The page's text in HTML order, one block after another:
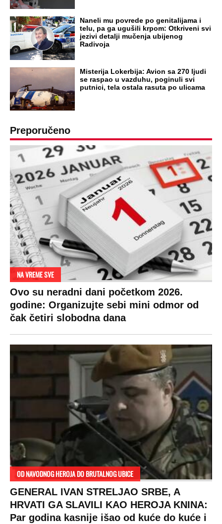
Naneli mu povrede po genitalijama i
telu, pa ga ugušili krpom: Otkriveni svi
jezivi detalji mučenja ubijenog
Radivoja
Misterija Lokerbija: Avion sa 270 ljudi
se raspao u vazduhu, poginuli svi
putnici, tela ostala rasuta po ulicama
Preporučeno
NA VREME SVE
Ovo su neradni dani početkom 2026.
godine: Organizujte sebi mini odmor od
čak četiri slobodna dana
OD NAVODNOG HEROJA DO BRUTALNOG UBICE
GENERAL IVAN STRELJAO SRBE, A
HRVATI GA SLAVILI KAO HEROJA KNINA:
Par godina kasnije išao od kuće do kuće i